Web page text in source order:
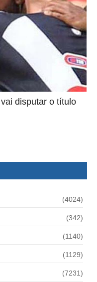
disputar o título
(4024)
(342)
(1140)
(1129)
(7231)